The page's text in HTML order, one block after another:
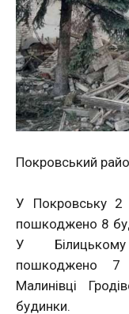
Покровський
У Покровську 2
пошкоджено 8
У
пошкоджено 7
Малинівці
будинки.